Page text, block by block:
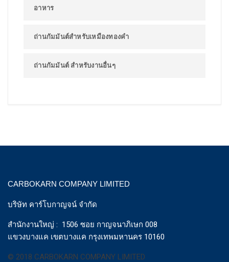
อาหาร
ถ่านกัมมันต์สำหรับเหมืองทองคำ
ถ่านกัมมันต์ สำหรับงานอื่นๆ
CARBOKARN COMPANY LIMITED
บริษัท คาร์โบกาญจน์ จำกัด
สำนักงานใหญ่ : 1506 ซอย กาญจนาภิเษก 008
แขวงบางแค เขตบางแค กรุงเทพมหานคร 10160
© 2018 CARBOKARN COMPANY LIMITED